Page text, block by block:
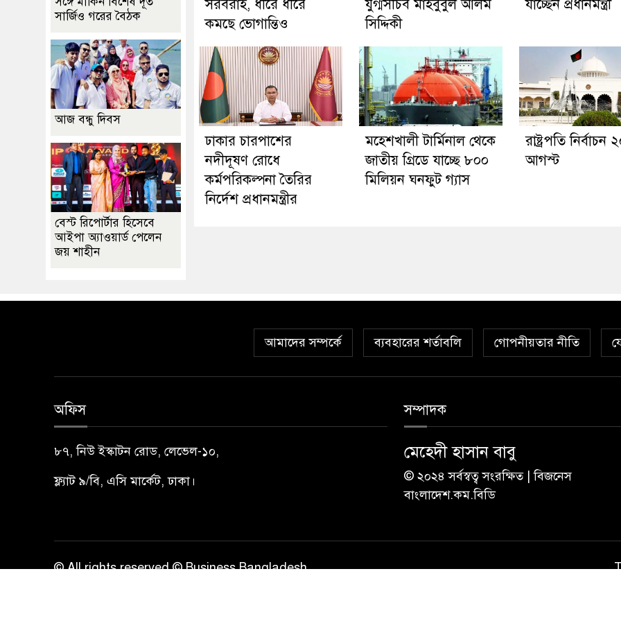
সরবরাহ, ধীরে ধীরে
কমছে ভোগান্তিও
যুগ্মসচিব মাহবুবুল আলম
সিদ্দিকী
যাচ্ছেন প্রধানমন্ত্রী
ঢাকার চারপাশের
নদীদূষণ রোধে
কর্মপরিকল্পনা তৈরির
নির্দেশ প্রধানমন্ত্রীর
মহেশখালী টার্মিনাল থেকে
জাতীয় গ্রিডে যাচ্ছে ৮০০
মিলিয়ন ঘনফুট গ্যাস
রাষ্ট্রপতি নির্বাচন
আগস্ট
সার্জিও গরের বৈঠক
আজ বন্ধু দিবস
বেস্ট রিপোর্টার হিসেবে
আইপা অ্যাওয়ার্ড পেলেন
জয় শাহীন
আমাদের সম্পর্কে ব্যবহারের শর্তাবলি গোপনীয়তার নীতি
অফিস
৮৭, নিউ ইস্কাটন রোড, লেভেল-১০,
ফ্ল্যাট ৯/বি, এসি মার্কেট, ঢাকা।
সম্পাদক
মেহেদী হাসান বাবু
© ২০২৪ সর্বস্বত্ব সংরক্ষিত | বিজনেস
বাংলাদেশ.কম.বিডি
© All rights reserved © Business Bangladesh